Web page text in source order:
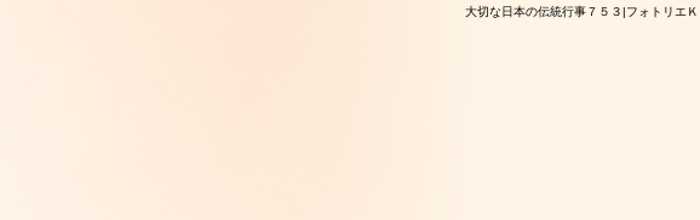
大切な日本の伝統行事７５３|フォトリエ